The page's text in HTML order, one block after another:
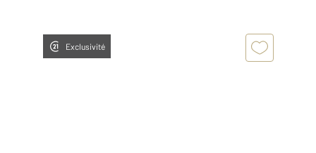
Exclusivité